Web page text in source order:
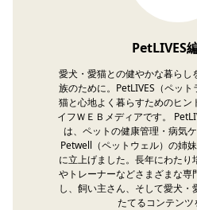
PetLIVES
愛犬・愛猫との健やかな暮らし
族のために。PetLIVES（ペッ
猫と心地よく暮らすためのヒン
イフＷＥＢメディアです。
は、ペットの健康管理・病気
Petwell（ペットウェル）の姉
に立上げました。長年にわた
やトレーナーなどさまざまな専
し、飼い主さん、そして愛犬・
たてるコンテン